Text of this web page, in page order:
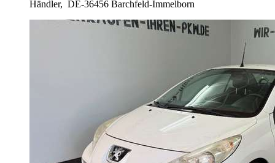
Händler, DE-36456 Barchfeld-Immelborn